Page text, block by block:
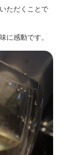
ただくことで
に感動です。